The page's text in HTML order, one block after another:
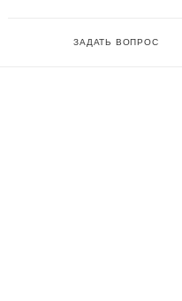
ЗАДАТЬ ВОПРОС